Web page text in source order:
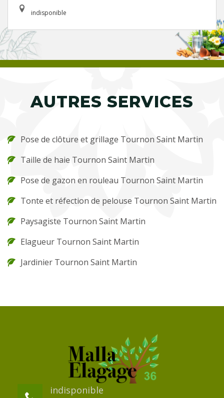
indisponible
AUTRES SERVICES
Pose de clôture et grillage Tournon Saint Martin
Taille de haie Tournon Saint Martin
Pose de gazon en rouleau Tournon Saint Martin
Tonte et réfection de pelouse Tournon Saint Martin
Paysagiste Tournon Saint Martin
Elagueur Tournon Saint Martin
Jardinier Tournon Saint Martin
indisponible